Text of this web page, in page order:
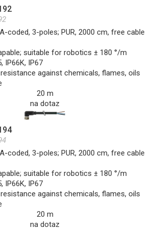
coded, 3-poles; PUR, 2000 cm, free cable
suitable for robotics ± 180 °/m
IP66K, IP67
against chemicals, flames, oils
20 m
na dotaz
coded, 3-poles; PUR, 2000 cm, free cable
suitable for robotics ± 180 °/m
IP66K, IP67
against chemicals, flames, oils
20 m
na dotaz